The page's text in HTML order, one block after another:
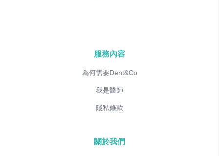
服務內容
為何需要Dent&Co
我是醫師
隱私條款
關於我們